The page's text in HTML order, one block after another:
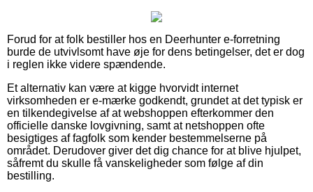
Forud for at folk bestiller hos en Deerhunter e-forretning
burde de utvivlsomt have øje for dens betingelser, det er dog
i reglen ikke videre spændende.
Et alternativ kan være at kigge hvorvidt internet
virksomheden er e-mærke godkendt, grundet at det typisk er
en tilkendegivelse af at webshoppen efterkommer den
officielle danske lovgivning, samt at netshoppen ofte
besigtiges af fagfolk som kender bestemmelserne på
området. Derudover giver det dig chance for at blive hjulpet,
såfremt du skulle få vanskeligheder som følge af din
bestilling.